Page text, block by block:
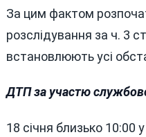
За цим фактом
розслідування за ч. 3
встановлюють усі
ДТП за участю
18 січня близько 10:00